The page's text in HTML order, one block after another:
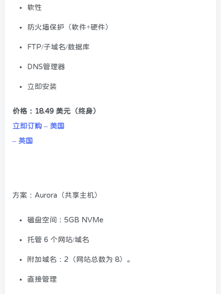
软性
防火墙保护（软件+硬件）
FTP/子域名/数据库
DNS管理器
立即安装
价格：18.49 美元（终身）
立即订购 – 美国
– 英国
方案：Aurora（共享主机）
磁盘空间：5GB NVMe
托管 6 个网站/域名
附加域名：2（网站总数为 8）。
直接管理